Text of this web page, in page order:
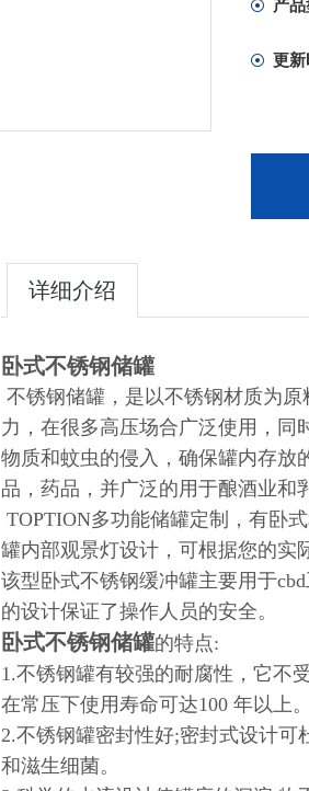
产品
更新
详细介绍
卧式不锈钢储罐
不锈钢储罐，是以不锈钢材质为
力，在很多高压场合广泛使用，同
物质和蚊虫的侵入，确保罐内存放
品，药品，并广泛的用于酿酒业和
TOPTION多功能储罐定制，有卧
罐内部观景灯设计，可根据您的实
该型卧式不锈钢缓冲罐主要用于
的设计保证了操作人员的安全。
卧式不锈钢储罐的特点:
1.不锈钢罐有较强的耐腐性，它不
在常压下使用寿命可达100 年以上。
2.不锈钢罐密封性好;密封式设计
和滋生细菌。